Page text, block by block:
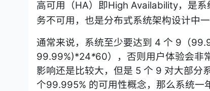
高可用 （HA） 即High Availability，是
务不可用， 也是分布式系统架构设计中
通常来说，系统至少要达到 4 个 9（
99.99%)*24*60），否则用户体验会非
影响还是比较大，但是 5 个 9 对大部分
个99.995% 的可用性概念，那么系统